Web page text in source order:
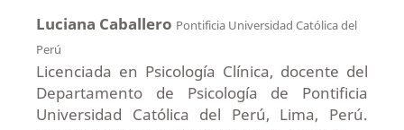
Luciana Caballero Pontificia Universidad Católica del
Perú
Licenciada en Psicología Clínica, docente del
Departamento de Psicología de Pontificia
Universidad Católica del Perú, Lima, Perú.